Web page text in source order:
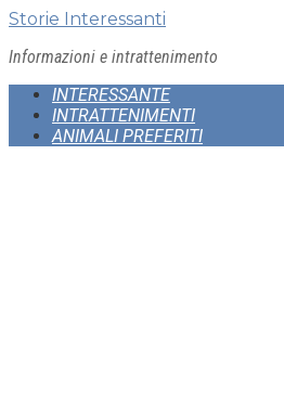
Skip
content
Storie Interessanti
Informazioni e intrattenimento
INTERESSANTE
INTRATTENIMENTI
ANIMALI PREFERITI